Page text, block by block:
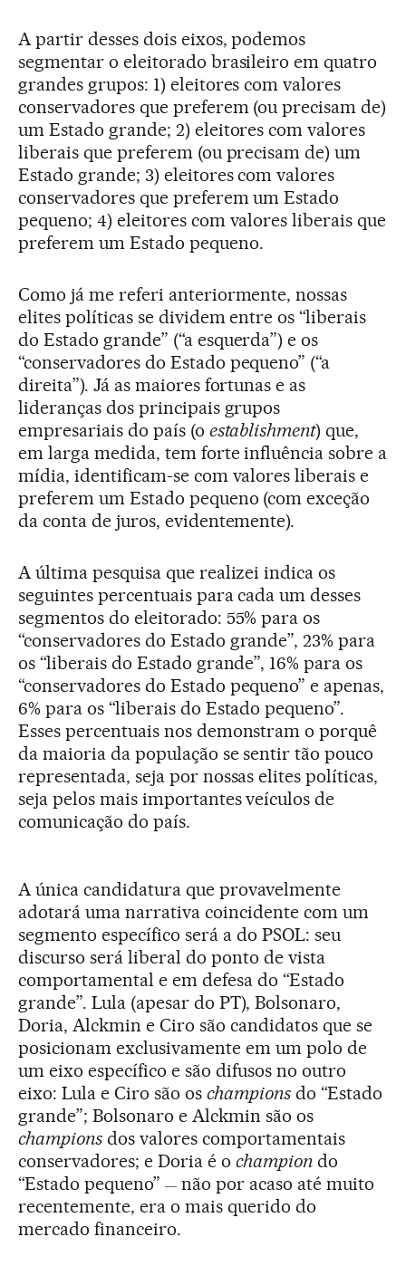
A partir desses dois eixos, podemos
segmentar o eleitorado brasileiro em quatro
grandes grupos: 1) eleitores com valores
conservadores que preferem (ou precisam de)
um Estado grande; 2) eleitores com valores
liberais que preferem (ou precisam de) um
Estado grande; 3) eleitores com valores
conservadores que preferem um Estado
pequeno; 4) eleitores com valores liberais que
preferem um Estado pequeno.
Como já me referi anteriormente, nossas
elites políticas se dividem entre os “liberais
do Estado grande” (“a esquerda”) e os
“conservadores do Estado pequeno” (“a
direita”). Já as maiores fortunas e as
lideranças dos principais grupos
empresariais do país (o establishment) que,
em larga medida, tem forte influência sobre a
mídia, identificam-se com valores liberais e
preferem um Estado pequeno (com exceção
da conta de juros, evidentemente).
A última pesquisa que realizei indica os
seguintes percentuais para cada um desses
segmentos do eleitorado: 55% para os
“conservadores do Estado grande”, 23% para
os “liberais do Estado grande”, 16% para os
“conservadores do Estado pequeno” e apenas,
6% para os “liberais do Estado pequeno”.
Esses percentuais nos demonstram o porquê
da maioria da população se sentir tão pouco
representada, seja por nossas elites políticas,
seja pelos mais importantes veículos de
comunicação do país.
A única candidatura que provavelmente
adotará uma narrativa coincidente com um
segmento específico será a do PSOL: seu
discurso será liberal do ponto de vista
comportamental e em defesa do “Estado
grande”. Lula (apesar do PT), Bolsonaro,
Doria, Alckmin e Ciro são candidatos que se
posicionam exclusivamente em um polo de
um eixo específico e são difusos no outro
eixo: Lula e Ciro são os champions do “Estado
grande”; Bolsonaro e Alckmin são os
champions dos valores comportamentais
conservadores; e Doria é o champion do
“Estado pequeno” — não por acaso até muito
recentemente, era o mais querido do
mercado financeiro.